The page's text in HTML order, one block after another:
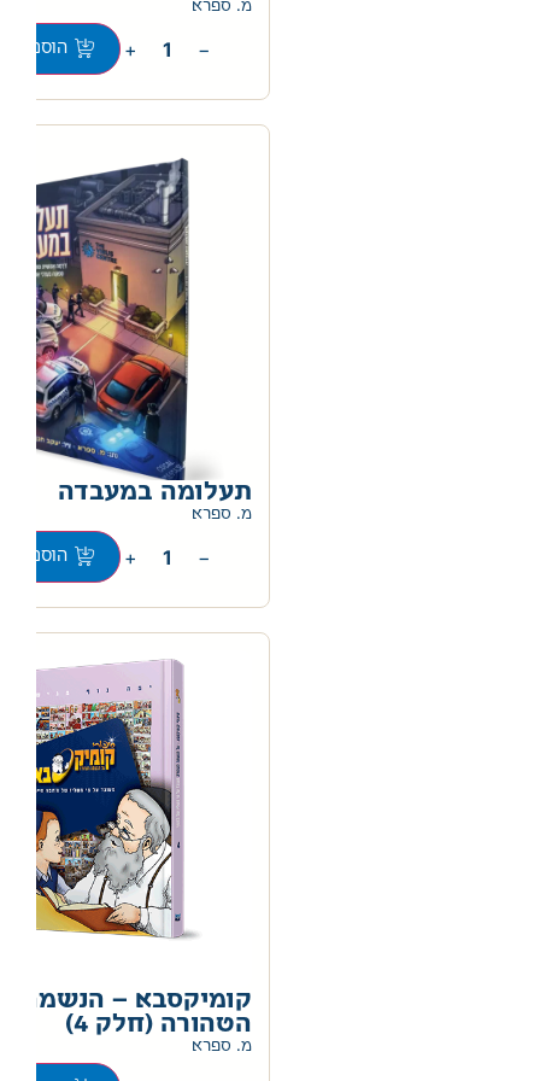
מ. ספרא
−
+ הוספה
תעלומה במעבדה
מ. ספרא
−
+ הוספה
קומיקסבא – הנשמה
הטהורה (חלק 4)
מ. ספרא